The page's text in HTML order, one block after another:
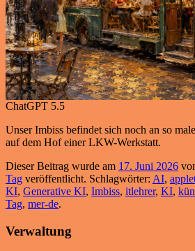
ChatGPT 5.5
Unser Imbiss befindet sich noch an so
auf dem Hof einer LKW-Werkstatt.
Dieser Beitrag wurde am 17. Juni 2026
Tag veröffentlicht. Schlagwörter: AI,
KI, Generative KI, Imbiss, itlehrer, KI,
Tag, mer-de.
Verwaltung